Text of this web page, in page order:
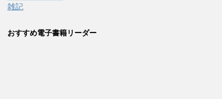
雑記
おすすめ電子書籍リーダー